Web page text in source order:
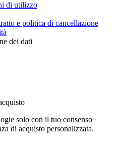
di utilizzo
e politica di cancellazione
dei dati
solo con il tuo consenso
di acquisto personalizzata.